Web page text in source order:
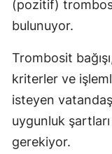
(pozitif)
bulunuyor.
Trombosit
kriterler ve
isteyen
uygunluk
gerekiyor.